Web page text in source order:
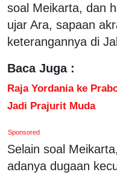
soal Meikarta, dan
ujar Ara, sapaan
keterangannya di
Baca Juga :
Raja Yordania ke
Jadi Prajurit Muda
Sponsored
Selain soal
adanya dugaan